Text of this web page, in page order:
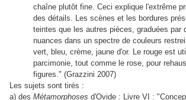
chaîne plutôt fine. Ceci explique l'extrême
des détails. Les scènes et les bordures
teintes que les autres pièces, graduées par
nuances dans un spectre de couleurs
vert, bleu, crème, jaune d'or. Le rouge est
parcimonie, tout comme le rose, pour
figures." (Grazzini 2007)
Les sujets sont tirés :
a) des Métamorphoses d'Ovide : Livre VI :